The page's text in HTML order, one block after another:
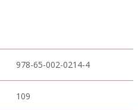
978-65-002-0214-4
109